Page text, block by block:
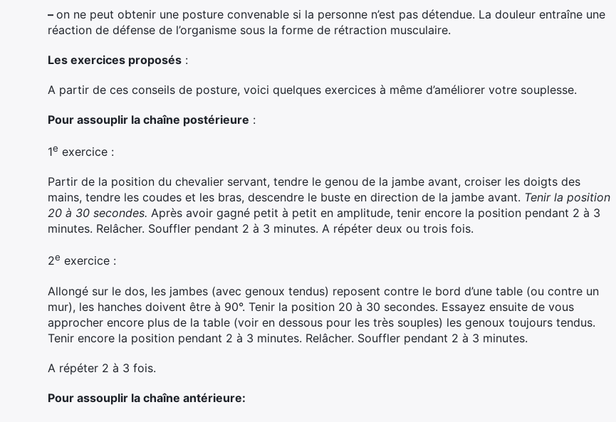
– on ne peut obtenir une posture convenable si la personne n’est pas détendue. La douleur entraîne une
réaction de défense de l’organisme sous la forme de rétraction musculaire.
Les exercices proposés :
A partir de ces conseils de posture, voici quelques exercices à même d’améliorer votre souplesse.
Pour assouplir la chaîne postérieure :
1e exercice :
Partir de la position du chevalier servant, tendre le genou de la jambe avant, croiser les doigts des
mains, tendre les coudes et les bras, descendre le buste en direction de la jambe avant. Tenir la position
20 à 30 secondes. Après avoir gagné petit à petit en amplitude, tenir encore la position pendant 2 à 3
minutes. Relâcher. Souffler pendant 2 à 3 minutes. A répéter deux ou trois fois.
2e exercice :
Allongé sur le dos, les jambes (avec genoux tendus) reposent contre le bord d’une table (ou contre un
mur), les hanches doivent être à 90°. Tenir la position 20 à 30 secondes. Essayez ensuite de vous
approcher encore plus de la table (voir en dessous pour les très souples) les genoux toujours tendus.
Tenir encore la position pendant 2 à 3 minutes. Relâcher. Souffler pendant 2 à 3 minutes.
A répéter 2 à 3 fois.
Pour assouplir la chaîne antérieure: